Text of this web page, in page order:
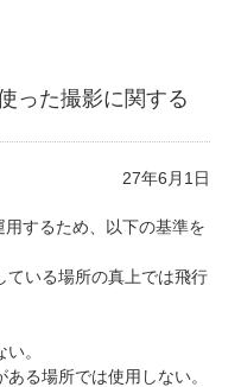
った撮影に関する
27年6月1日
するため、以下の基準を
ている場所の真上では飛行
。
る場所では使用しない。